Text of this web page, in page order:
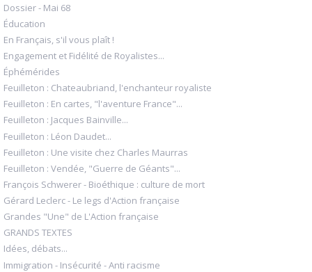
Dossier - Mai 68
Éducation
En Français, s'il vous plaît !
Engagement et Fidélité de Royalistes...
Éphémérides
Feuilleton : Chateaubriand, l'enchanteur royaliste
Feuilleton : En cartes, "l'aventure France"...
Feuilleton : Jacques Bainville...
Feuilleton : Léon Daudet...
Feuilleton : Une visite chez Charles Maurras
Feuilleton : Vendée, "Guerre de Géants"...
François Schwerer - Bioéthique : culture de mort
Gérard Leclerc - Le legs d'Action française
Grandes "Une" de L'Action française
GRANDS TEXTES
Idées, débats...
Immigration - Insécurité - Anti racisme